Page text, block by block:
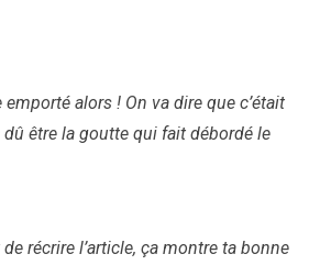
emporté alors ! On va dire que c’était
dû être la goutte qui fait débordé le
de récrire l’article, ça montre ta bonne